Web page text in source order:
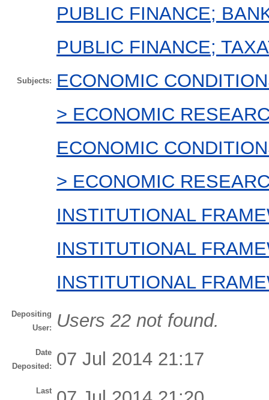
Subjects:
PUBLIC FINANCE;
PUBLIC FINANCE;
ECONOMIC
> ECONOMIC
ECONOMIC
> ECONOMIC
INSTITUTIONAL
INSTITUTIONAL
INSTITUTIONAL
Depositing
User:
Users 22 not found.
Date
Deposited:
07 Jul 2014 21:17
Last